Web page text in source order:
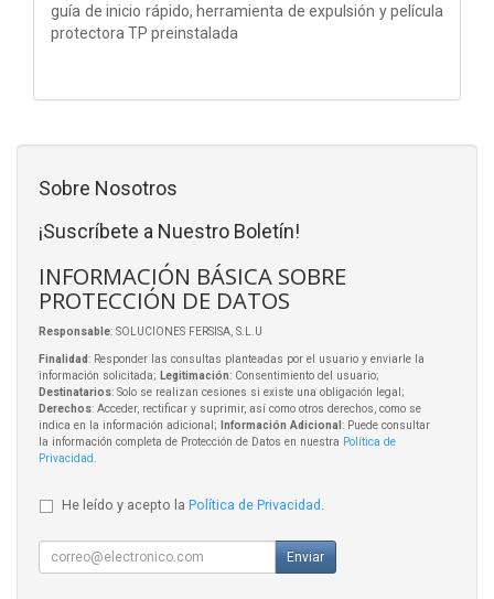
guía de inicio rápido, herramienta de expulsión y película
protectora TP preinstalada
Sobre Nosotros
¡Suscríbete a Nuestro Boletín!
INFORMACIÓN BÁSICA SOBRE
PROTECCIÓN DE DATOS
Responsable: SOLUCIONES FERSISA, S.L.U
Finalidad: Responder las consultas planteadas por el usuario y enviarle la
información solicitada; Legitimación: Consentimiento del usuario;
Destinatarios: Solo se realizan cesiones si existe una obligación legal;
Derechos: Acceder, rectificar y suprimir, así como otros derechos, como se
indica en la información adicional;
Información Adicional : Puede consultar
la información completa de Protección de Datos en nuestra Política de
Privacidad
He leído y acepto la Política de Privacidad
Enviar